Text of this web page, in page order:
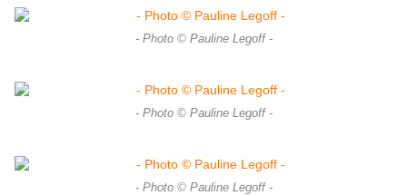
- Photo © Pauline Legoff -
- Photo © Pauline Legoff -
- Photo © Pauline Legoff -